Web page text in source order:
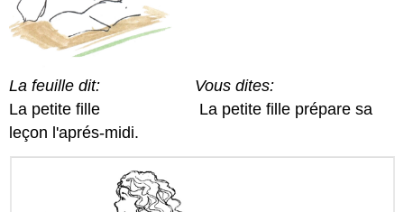
La feuille dit: Vous dites:
La petite fille La petite fille prépare sa
leçon l'aprés-midi.